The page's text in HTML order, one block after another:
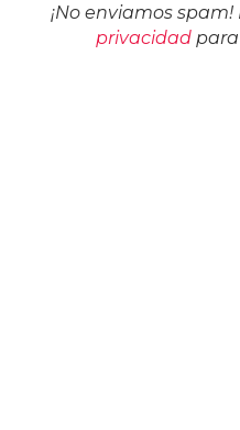
¡No enviamos
privacidadpara